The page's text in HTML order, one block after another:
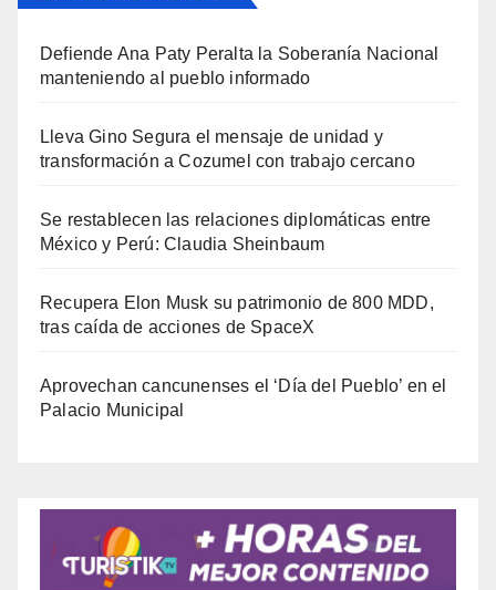
Defiende Ana Paty Peralta la Soberanía Nacional
manteniendo al pueblo informado
Lleva Gino Segura el mensaje de unidad y
transformación a Cozumel con trabajo cercano
Se restablecen las relaciones diplomáticas entre
México y Perú: Claudia Sheinbaum
Recupera Elon Musk su patrimonio de 800 MDD,
tras caída de acciones de SpaceX
Aprovechan cancunenses el ‘Día del Pueblo’ en el
Palacio Municipal